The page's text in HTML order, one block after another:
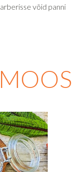
võid panni